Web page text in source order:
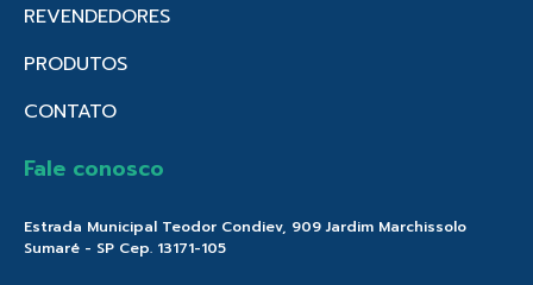
REVENDEDORES
PRODUTOS
CONTATO
Fale conosco
Estrada Municipal Teodor Condiev, 909 Jardim Marchissolo
Sumaré - SP Cep. 13171-105